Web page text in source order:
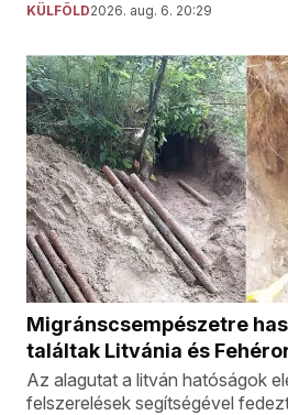
KÜLFÖLD2026. aug. 6. 20:29
Migránscsempészetre
találtak Litvánia és
Az alagutat a litván hatóságok
felszerelések segítségével